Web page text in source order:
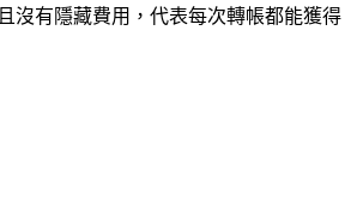
沒有隱藏費用，代表每次轉帳都能獲得